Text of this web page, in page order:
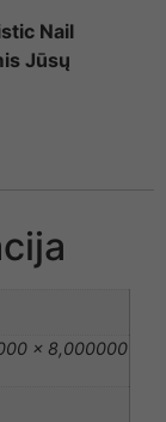
Nail
Jūsų
× 8,000000